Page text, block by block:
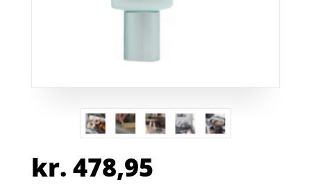
kr. 478,95